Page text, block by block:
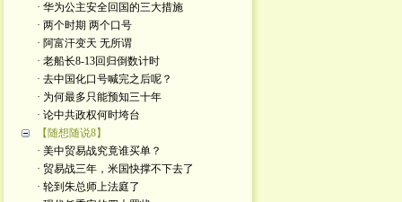
· 华为公主安全回国的三大措施
· 两个时期 两个口号
· 阿富汗变天 无所谓
· 老船长8-13回归倒数计时
· 去中国化口号喊完之后呢？
· 为何最多只能预知三十年
· 论中共政权何时垮台
【随想随说8】
· 美中贸易战究竟谁买单？
· 贸易战三年，米国快撑不下去了
· 轮到朱总师上法庭了